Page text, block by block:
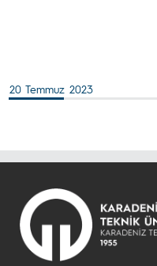
20 Temmuz 2023